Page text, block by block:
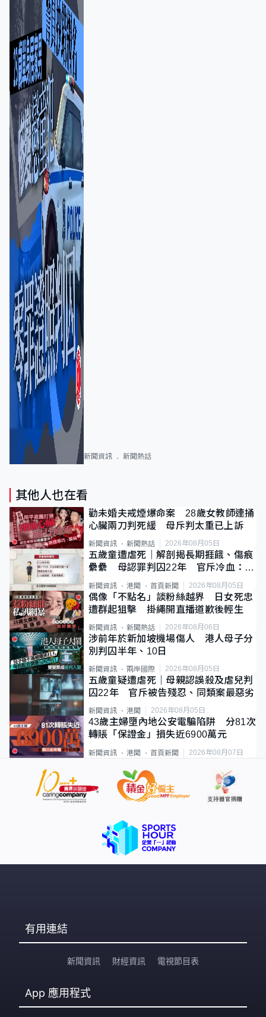
新聞資訊 新聞熱話
其他人也在看
勸未婚夫戒煙爆命案 28歲女教師連捅
心臟兩刀判死緩 母斥判太重已上訴
新聞資訊 新聞熱話 2026年08月05日
五歲童遭虐死｜解剖揭長期捱餓、傷痕
纍纍 母認罪判囚22年 官斥冷血：同
類案最惡劣
新聞資訊 港聞 首頁新聞 2026年08月05日
偶像「不點名」談粉絲越界 日女死忠
遭群起狙擊 掛繩開直播道歉後輕生
新聞資訊 新聞熱話 2026年08月06日
涉前年於新加坡機場傷人 港人母子分
別判囚半年、10日
新聞資訊 兩岸國際 2026年08月05日
五歲童疑遭虐死｜母親認誤殺及虐兒判
囚22年 官斥被告殘忍、同類案最惡劣
新聞資訊 港聞 2026年08月05日
43歲主婦墮內地公安電騙陷阱 分81次
轉賬「保證金」損失近6900萬元
新聞資訊 港聞 首頁新聞 2026年08月07日
有用連結
新聞資訊 財經資訊 電視節目表
App 應用程式